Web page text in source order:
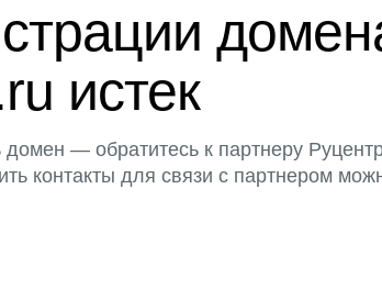
истек
домен — обратитесь к партнеру
контакты для связи с партнером